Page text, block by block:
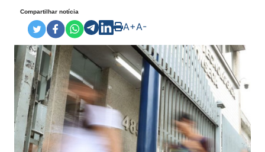
Compartilhar notícia
A+A-